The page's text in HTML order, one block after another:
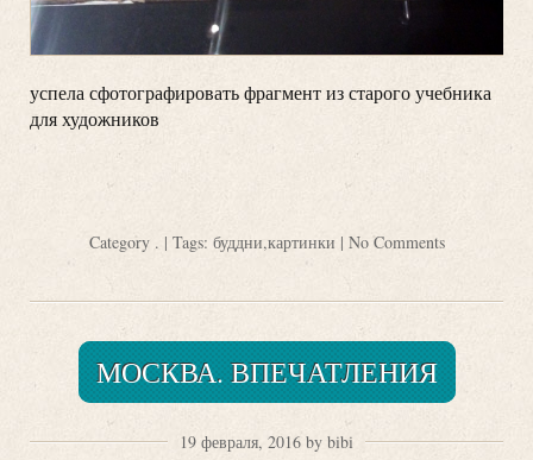
успела сфотографировать фрагмент из старого учебника
для художников
Category . | Tags: буддни,картинки | No Comments
МОСКВА. ВПЕЧАТЛЕНИЯ
19 февраля, 2016 by bibi